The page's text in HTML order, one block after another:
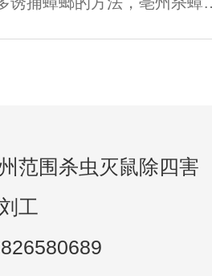
开口管道，消除或尽量减少
蟑螂的小妙招，告诉你家里
范围杀虫灭鼠除四害
工